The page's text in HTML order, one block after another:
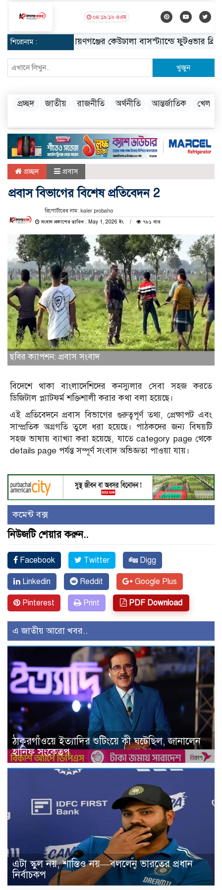
০৪:১৯:১৭ এএম
শিরোনাম : নারায়ণগঞ্জের কেউঢালা বাসস্ট্যান্ডে ফুটওভার ব্রিজ
খুজুন
প্রচ্ছদ জাতীয় রাজনীতি অর্থনীতি আন্তর্জাতিক খেলা
প্রচ্ছদ প্রবাস
প্রবাস বিভাগের বিশেষ প্রতিবেদন 2
রিপোর্টারের নাম: kaler probaho
সংবাদ প্রকাশের তারিখ : May 1, 2026 ইং
৭৮১ বার
ছবির ক্যাপশন: প্রবাস সংবাদ
বিদেশে থাকা বাংলাদেশিদের কনস্যুলার সেবা সহজ করতে
ডিজিটাল প্ল্যাটফর্ম শক্তিশালী করার কথা বলা হয়েছে।
এই প্রতিবেদনে প্রবাস বিভাগের গুরুত্বপূর্ণ তথ্য, প্রেক্ষাপট এবং
সাম্প্রতিক অগ্রগতি তুলে ধরা হয়েছে। পাঠকদের জন্য বিষয়টি
সহজ ভাষায় ব্যাখ্যা করা হয়েছে, যাতে category page থেকে
details page পর্যন্ত সম্পূর্ণ সংবাদ অভিজ্ঞতা পাওয়া যায়।
কমেন্ট বক্স
নিউজটি শেয়ার করুন..
Facebook Twitter Digg
Linkedin Reddit Google Plus
Pinterest Print PDF Download
এ জাতীয় আরো খবর..
ঠাকুরগাঁওয়ে ইত্যাদির শুটিংয়ে কী ঘটেছিল, জানালেন
হানিফ সংকেতপ
এটা স্কুল নয়, শাস্তিও নয়—বললেন ভারতের প্রধান
নির্বাচকপ